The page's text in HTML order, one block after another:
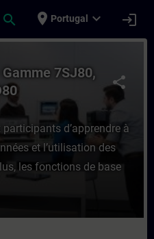
search place Portugal expand_more login
- Gamme
share
7SJ80,
d’apprendre à
et l’utilisation des
les fonctions de base